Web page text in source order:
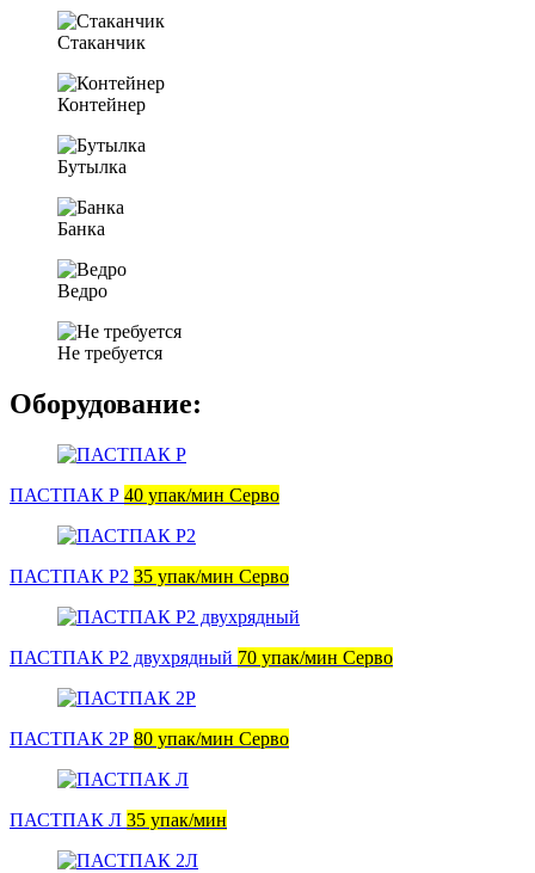
Стаканчик
Контейнер
Бутылка
Банка
Ведро
Не требуется
Оборудование:
ПАСТПАК Р 40 упак/мин Серво
ПАСТПАК Р2 35 упак/мин Серво
ПАСТПАК Р2 двухрядный 70 упак/мин Серво
ПАСТПАК 2Р 80 упак/мин Серво
ПАСТПАК Л 35 упак/мин